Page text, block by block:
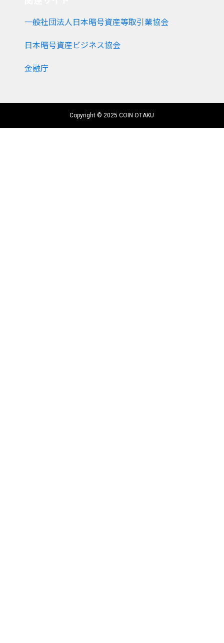
一般社団法人日本暗号資産等取引業協会
日本暗号資産ビジネス協会
金融庁
Copyright © 2025 COIN OTAKU